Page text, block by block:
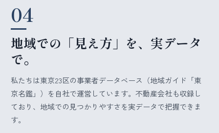
04
地域での「見え方」を、実データ
で。
私たちは東京23区の事業者データベース（地域ガイド「東
京名鑑」）を自社で運営しています。不動産会社も収録し
ており、地域での見つかりやすさを実データで把握できま
す。